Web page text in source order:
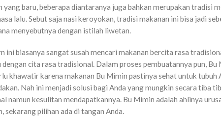
yang baru, beberapa diantaranya juga bahkan merupakan tradisi
lalu. Sebut saja nasi keroyokan, tradisi makanan ini bisa jadi
menyebutnya dengan istilah liwetan.
ini biasanya sangat susah mencari makanan bercita rasa
cita rasa tradisional. Dalam proses pembuatannya pun,
khawatir karena makanan Bu Mimin pastinya sehat untuk tubuh
Nah ini menjadi solusi bagi Anda yang mungkin secara tiba
namun kesulitan mendapatkannya. Bu Mimin adalah ahlinya
sekarang pilihan ada di tangan Anda.